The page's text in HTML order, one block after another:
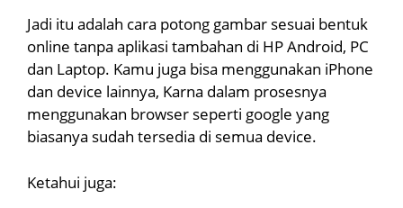
Jadi itu adalah cara potong gambar sesuai bentuk
online tanpa aplikasi tambahan di HP Android, PC
dan Laptop. Kamu juga bisa menggunakan iPhone
dan device lainnya, Karna dalam prosesnya
menggunakan browser seperti google yang
biasanya sudah tersedia di semua device.
Ketahui juga: